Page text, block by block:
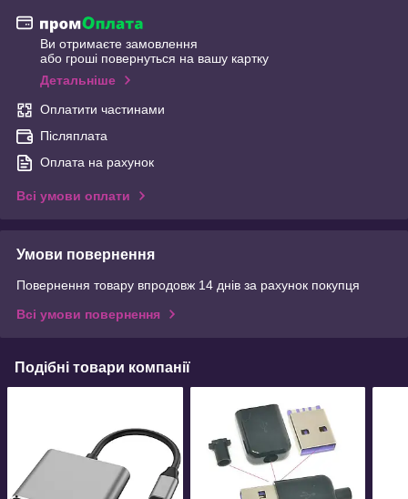
Ви отримаєте замовлення
або гроші повернуться на вашу картку
Детальніше
Оплатити частинами
Післяплата
Оплата на рахунок
Всі умови оплати
Умови повернення
Повернення товару впродовж 14 днів за рахунок покупця
Всі умови повернення
Подібні товари компанії